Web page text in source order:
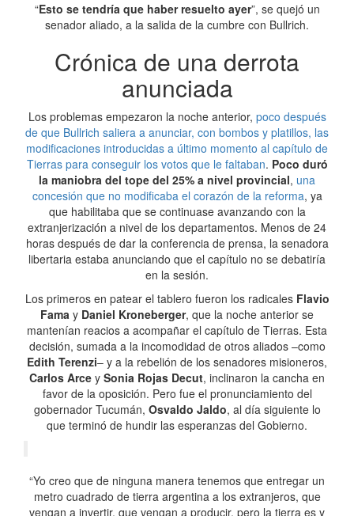
“Esto se tendría que haber resuelto ayer”, se quejó un
senador aliado, a la salida de la cumbre con Bullrich.
Crónica de una derrota
anunciada
Los problemas empezaron la noche anterior, poco después
de que Bullrich saliera a anunciar, con bombos y platillos, las
modificaciones introducidas a último momento al capítulo de
Tierras para conseguir los votos que le faltaban. Poco duró
la maniobra del tope del 25% a nivel provincial, una
concesión que no modificaba el corazón de la reforma, ya
que habilitaba que se continuase avanzando con la
extranjerización a nivel de los departamentos. Menos de 24
horas después de dar la conferencia de prensa, la senadora
libertaria estaba anunciando que el capítulo no se debatiría
en la sesión.
Los primeros en patear el tablero fueron los radicales Flavio
Fama y Daniel Kroneberger, que la noche anterior se
mantenían reacios a acompañar el capítulo de Tierras. Esta
decisión, sumada a la incomodidad de otros aliados –como
Edith Terenzi– y a la rebelión de los senadores misioneros,
Carlos Arce y Sonia Rojas Decut, inclinaron la cancha en
favor de la oposición. Pero fue el pronunciamiento del
gobernador Tucumán, Osvaldo Jaldo, al día siguiente lo
que terminó de hundir las esperanzas del Gobierno.
“Yo creo que de ninguna manera tenemos que entregar un
metro cuadrado de tierra argentina a los extranjeros, que
vengan a invertir, que vengan a producir, pero la tierra es y